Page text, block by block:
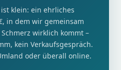
klein: ein ehrliches
in dem wir gemeinsam
wirklich kommt –
kein Verkaufsgespräch.
oder überall online.